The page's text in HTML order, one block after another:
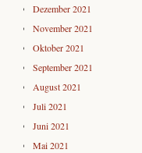
Dezember 2021
November 2021
Oktober 2021
September 2021
August 2021
Juli 2021
Juni 2021
Mai 2021